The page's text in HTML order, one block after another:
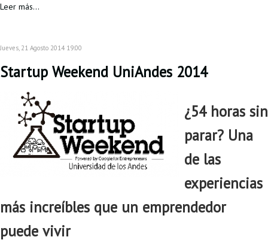
Leer más...
Jueves, 21 Agosto 2014 19:00
Startup Weekend UniAndes 2014
¿54 horas sin
parar? Una
de las
experiencias
más increíbles que un emprendedor
puede vivir